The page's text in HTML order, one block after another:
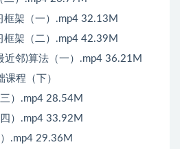
框架（一）.mp4 32.13M
框架（二）.mp4 42.39M
近邻)算法（一）.mp4 36.21M
程（下）
）.mp4 28.54M
）.mp4 33.92M
.mp4 29.36M